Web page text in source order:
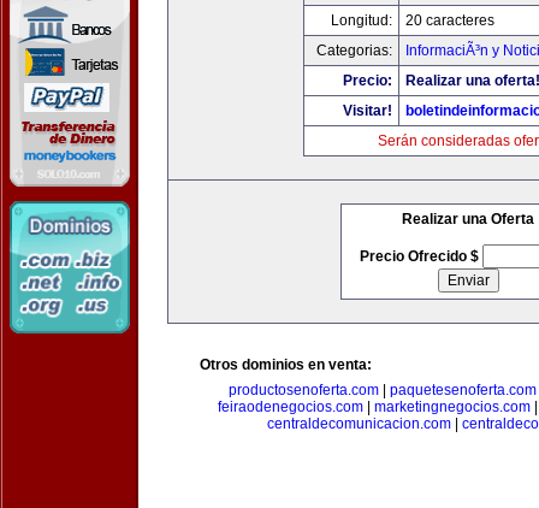
Longitud:
20 caracteres
Categorias:
InformaciÃ³n y
Precio:
Realizar una oferta!
Visitar!
Serán consideradas
Realizar una Oferta
Precio Ofrecido $
Otros dominios en venta:
productosenoferta.com| paquetesenoferta.com
feiraodenegocios.com
marketingnegocios.com
centraldecomunicacion.com